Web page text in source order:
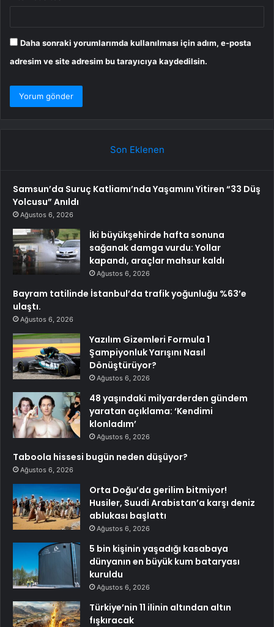
Daha sonraki yorumlarımda kullanılması için adım, e-posta
adresim ve site adresim bu tarayıcıya kaydedilsin.
Son Eklenen
Samsun’da Suruç Katliamı’nda Yaşamını Yitiren “33 Düş
Yolcusu” Anıldı
Ağustos 6, 2026
İki büyükşehirde hafta sonuna
sağanak damga vurdu: Yollar
kapandı, araçlar mahsur kaldı
Ağustos 6, 2026
Bayram tatilinde İstanbul’da trafik yoğunluğu %63’e
ulaştı.
Ağustos 6, 2026
Yazılım Gizemleri Formula 1
Şampiyonluk Yarışını Nasıl
Dönüştürüyor?
Ağustos 6, 2026
48 yaşındaki milyarderden gündem
yaratan açıklama: ‘Kendimi
klonladım’
Ağustos 6, 2026
Taboola hissesi bugün neden düşüyor?
Ağustos 6, 2026
Orta Doğu’da gerilim bitmiyor!
Husiler, Suudi Arabistan’a karşı deniz
ablukası başlattı
Ağustos 6, 2026
5 bin kişinin yaşadığı kasabaya
dünyanın en büyük kum bataryası
kuruldu
Ağustos 6, 2026
Türkiye’nin 11 ilinin altından altın
fışkıracak